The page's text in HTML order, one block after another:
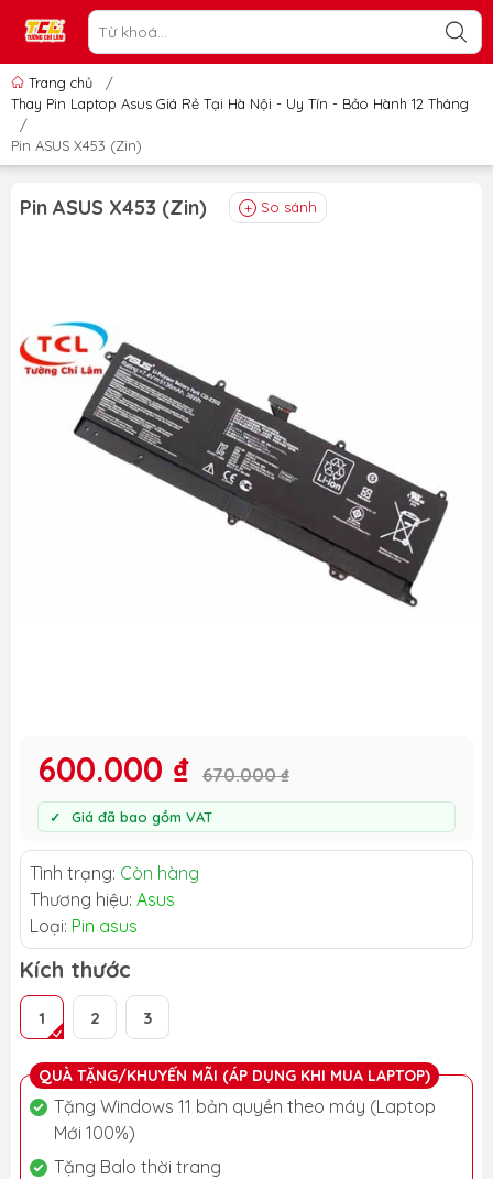
Trang chủ
/
Thay Pin Laptop Asus Giá Rẻ Tại Hà Nội - Uy Tín - Bảo Hành 12 Tháng
/
Pin ASUS X453 (Zin)
Pin ASUS X453 (Zin) So sánh
600.000 ₫ 670.000 ₫
Giá đã bao gồm VAT
Tình trạng: Còn hàng
Thương hiệu: Asus
Loại: Pin asus
Kích thước
1 2 3
QUÀ TẶNG/KHUYẾN MÃI (ÁP DỤNG KHI MUA LAPTOP)
Tặng Windows 11 bản quyền theo máy (Laptop
Mới 100%)
Tặng Balo thời trang